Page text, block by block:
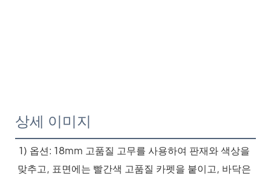
상세 이미지
1) 옵션: 18mm 고품질 고무를 사용하여 판재와 색상을
맞추고, 표면에는 빨간색 고품질 카펫을 붙이고, 바닥은